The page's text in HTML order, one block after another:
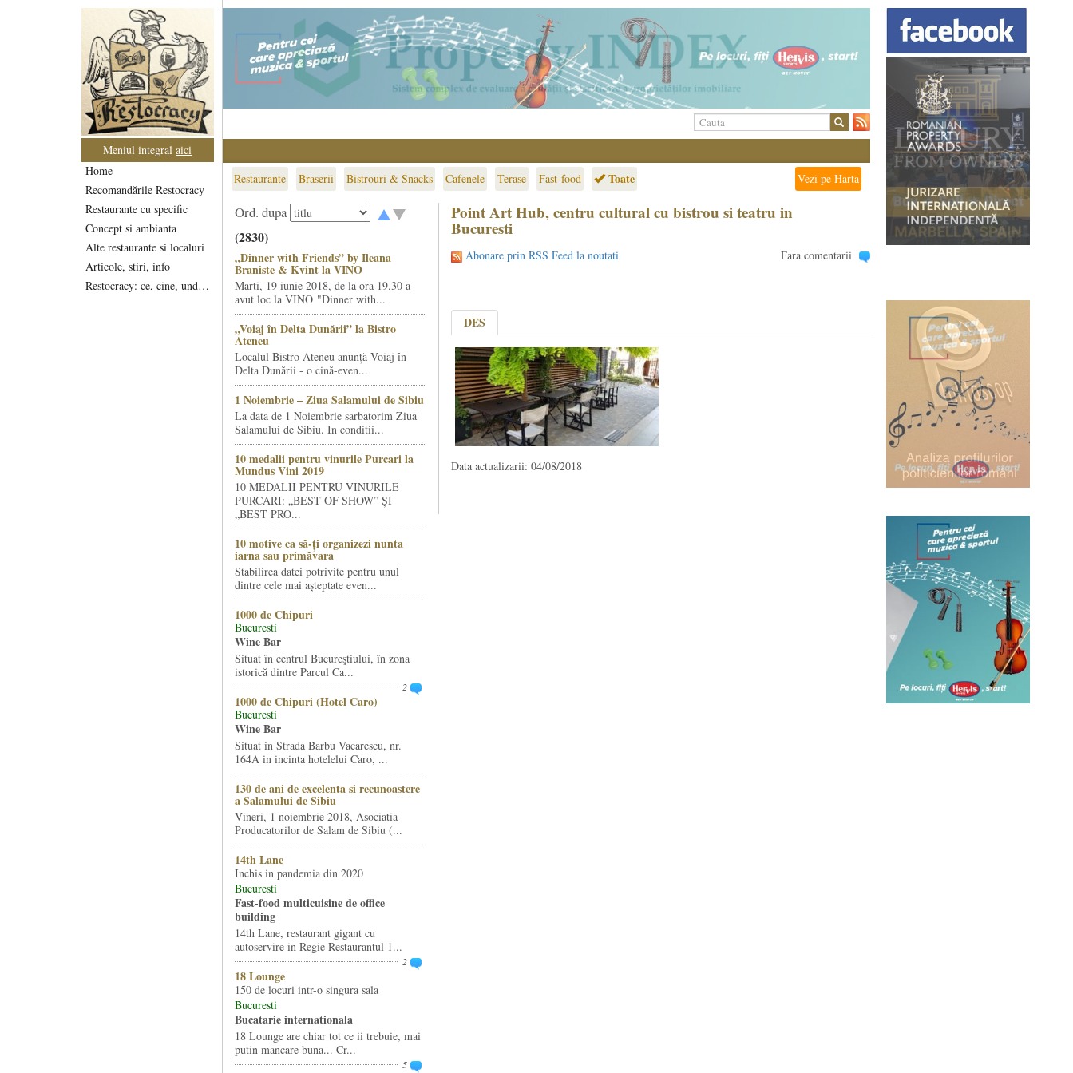
Meniul integralaici
Home
Recomandările Restocracy
Restaurante cu specific
Concept si ambianta
Alte restaurante si localuri
Articole, stiri, info
Restocracy: ce, cine, unde...
Restaurante Braserii Bistrouri & Snacks Cafenele Terase Fast-food Toate Vezi pe Harta
Ord. dupa
(2830)
„Dinner with Friends” by Ileana
Braniste & Kvint la VINO
Marti, 19 iunie 2018, de la ora 19.30 a
avut loc la VINO "Dinner with...
„Voiaj în Delta Dunării” la Bistro
Ateneu
Localul Bistro Ateneu anunță Voiaj în
Delta Dunării - o cină-even...
1 Noiembrie – Ziua Salamului de Sibiu
La data de 1 Noiembrie sarbatorim Ziua
Salamului de Sibiu. In conditii...
10 medalii pentru vinurile Purcari la
Mundus Vini 2019
10 MEDALII PENTRU VINURILE
PURCARI: „BEST OF SHOW” ȘI
„BEST PRO...
10 motive ca să-ți organizezi nunta
iarna sau primăvara
Stabilirea datei potrivite pentru unul
dintre cele mai așteptate even...
1000 de Chipuri
Bucuresti
Wine Bar
Situat în centrul Bucureştiului, în zona
istorică dintre Parcul Ca...
2
1000 de Chipuri (Hotel Caro)
Bucuresti
Wine Bar
Situat in Strada Barbu Vacarescu, nr.
164A in incinta hotelelui Caro, ...
130 de ani de excelenta si recunoastere
a Salamului de Sibiu
Vineri, 1 noiembrie 2018, Asociatia
Producatorilor de Salam de Sibiu (...
14th Lane
Inchis in pandemia din 2020
Bucuresti
Fast-food multicuisine de office
building
14th Lane, restaurant gigant cu
autoservire in Regie Restaurantul 1...
2
18 Lounge
150 de locuri intr-o singura sala
Bucuresti
Bucatarie internationala
18 Lounge are chiar tot ce ii trebuie, mai
putin mancare buna... Cr...
5
Point Art Hub, centru cultural cu bistrou si teatru in
Bucuresti
Abonare prin RSS Feed la noutati Fara comentarii
DES
Data actualizarii: 04/08/2018